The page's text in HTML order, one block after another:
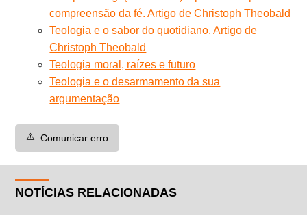
compreensão da fé. Artigo de Christoph Theobald
Teologia e o sabor do quotidiano. Artigo de
Christoph Theobald
Teologia moral, raízes e futuro
Teologia e o desarmamento da sua
argumentação
⚠️ Comunicar erro
NOTÍCIAS RELACIONADAS